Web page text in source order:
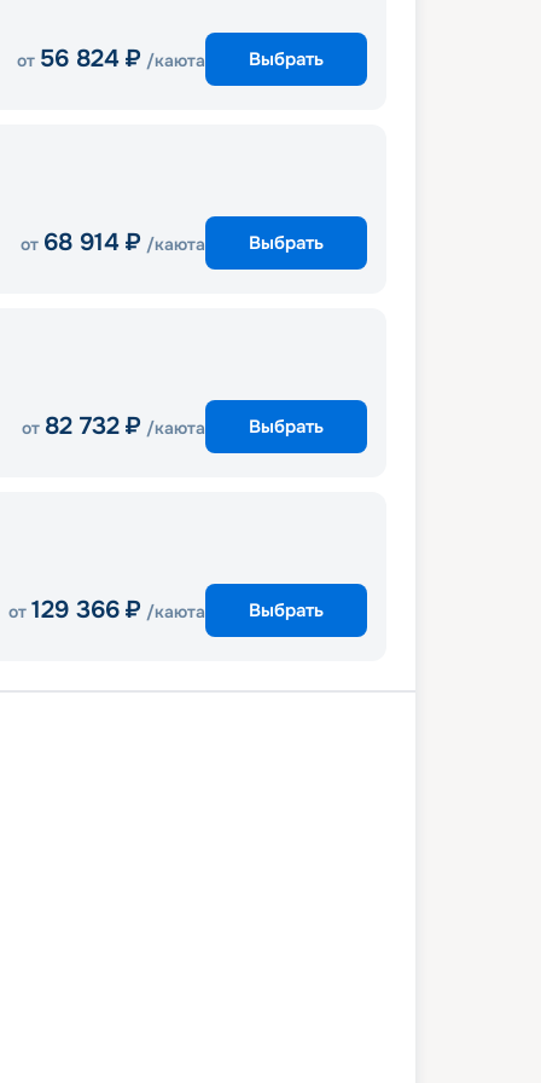
от 56 824 ₽ /каюта Выбрать
от 68 914 ₽ /каюта Выбрать
от 82 732 ₽ /каюта Выбрать
от 129 366 ₽ /каюта Выбрать